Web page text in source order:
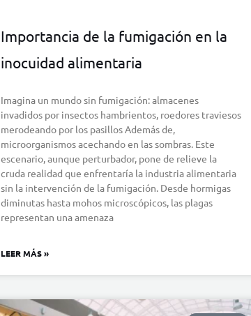
Importancia de la fumigación en la
inocuidad alimentaria
Imagina un mundo sin fumigación: almacenes
invadidos por insectos hambrientos, roedores traviesos
merodeando por los pasillos Además de,
microorganismos acechando en las sombras. Este
escenario, aunque perturbador, pone de relieve la
cruda realidad que enfrentaría la industria alimentaria
sin la intervención de la fumigación. Desde hormigas
diminutas hasta mohos microscópicos, las plagas
representan una amenaza
LEER MÁS »